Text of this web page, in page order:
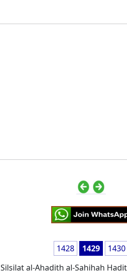
1428 1429
1430
Silsilat al-Ahadith al-Sahihah